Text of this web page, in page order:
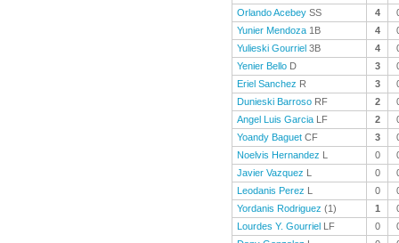
Orlando Acebey SS 4
Yunier Mendoza 1B 4
Yulieski Gourriel 3B 4
Yenier Bello D 3
Eriel Sanchez R 3
Dunieski Barroso RF 2
Angel Luis Garcia LF 2
Yoandy Baguet CF 3
Noelvis Hernandez L 0
Javier Vazquez L 0
Leodanis Perez L 0
Yordanis Rodriguez (1) 1
Lourdes Y. Gourriel LF 0